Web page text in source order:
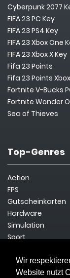
Wir
Website nutzt
Cyberpunk 2077
FIFA 23 PC Key
FIFA 23 PS4 Key
FIFA 23 Xbox One
FIFA 23 Xbox X Key
Fifa 23 Points
Fifa 23 Points
Fortnite V-Bucks
Fortnite Wonder
Sea of Thieves
Top-Genres
Action
FPS
Gutscheinkarten
Hardware
Simulation
Sport
Survival